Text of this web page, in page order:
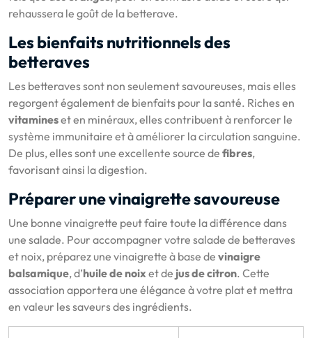
rehaussera le goût de la betterave.
Les bienfaits nutritionnels des
betteraves
Les betteraves sont non seulement savoureuses, mais elles
regorgent également de bienfaits pour la santé. Riches en
vitamineset en minéraux, elles contribuent à renforcer le
système immunitaire et à améliorer la circulation sanguine.
De plus, elles sont une excellente source de fibres,
favorisant ainsi la digestion.
Préparer une vinaigrette savoureuse
Une bonne vinaigrette peut faire toute la différence dans
une salade. Pour accompagner votre salade de betteraves
et noix, préparez une vinaigrette à base de vinaigre
balsamique, d’huile de noix et de jus de citron. Cette
association apportera une élégance à votre plat et mettra
en valeur les saveurs des ingrédients.